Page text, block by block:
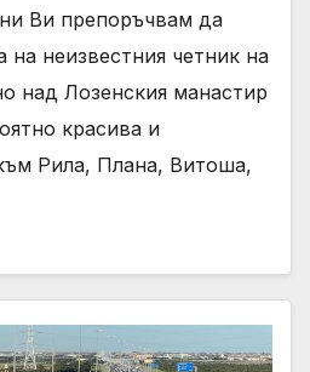
Ви препоръчвам да
на неизвестния четник на
над Лозенския манастир
красива и
Рила, Плана, Витоша,